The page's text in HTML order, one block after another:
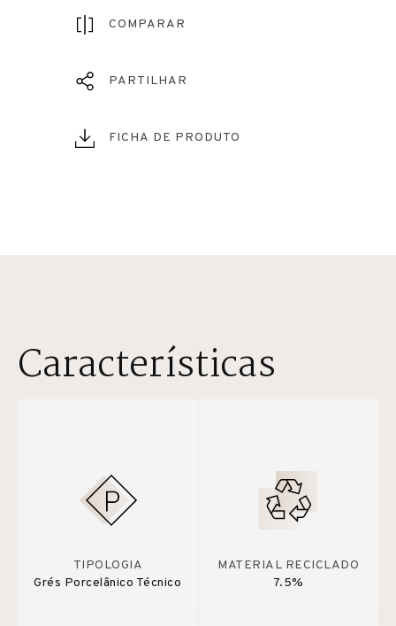
COMPARAR
PARTILHAR
FICHA DE PRODUTO
Características
TIPOLOGIA
Grés Porcelânico Técnico
MATERIAL RECICLADO
7.5%